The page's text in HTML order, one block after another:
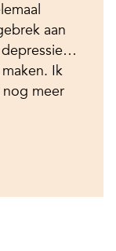
aan
depressie…
Ik
nog meer